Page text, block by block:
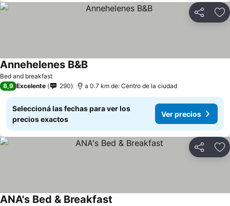
Compartir
Bed and breakfast
Annehelenes B&B
8,9 Excelente 290 a 0.7 km de: Centro de la ciudad
Seleccioná las fechas para ver los
precios exactos
Ver precios
Compartir
ANA's Bed & Breakfast